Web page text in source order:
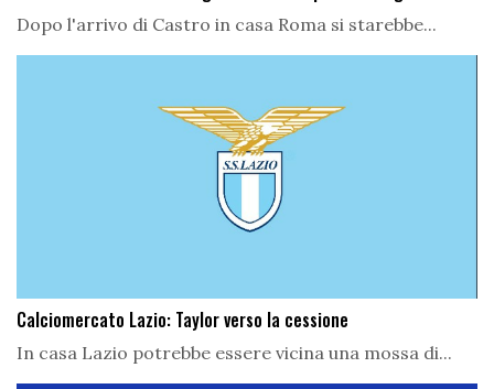
Dopo l'arrivo di Castro in casa Roma si starebbe...
Calciomercato Lazio: Taylor verso la cessione
In casa Lazio potrebbe essere vicina una mossa di...